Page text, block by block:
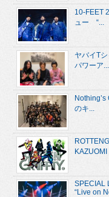
10-FEET
ュー “...
ヤバイT
パワーア...
のキ...
KAZUOMI
SPECIAL
“Live on